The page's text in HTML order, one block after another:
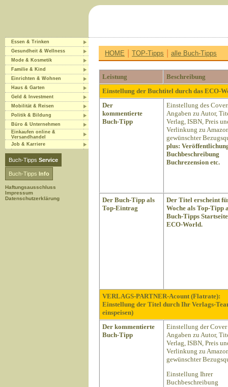
Essen & Trinken
Gesundheit & Wellness
Mode & Kosmetik
Familie & Kind
Einrichten & Wohnen
Haus & Garten
Geld & Investment
Mobilität & Reisen
Politik & Bildung
Büro & Unternehmen
Einkaufen online &
Versandhandel
Job & Karriere
Buch-Tipps Service
Buch-Tipps Info
Haftungsausschluss
Impressum
Datenschutzerklärung
HOME | TOP-Tipps | alle Buch-Tipps
Leistung
Beschreibung
Einstellung der Buchtitel durch das ECO-
Der
kommentierte
Buch-Tipp
Einstellung des
Angaben zu Autor,
Verlag, ISBN, Preis
Verlinkung zu
gewünschter
plus:
Buchbeschreibung
Buchrezension etc.
Der Buch-Tipp als
Top-Eintrag
Der Titel erscheint
Woche als Top-Tipp
Buch-Tipps
ECO-World.
VERLAGS-PARTNER-Acount (Flatrate):
Einstellung der Titel durch Ihr Verlags-
einspeisen)
Der kommentierte
Buch-Tipp
Einstellung der
Angaben zu Autor,
Verlag, ISBN, Preis
Verlinkung zu
gewünschter
Einstellung Ihrer
Buchbeschreibung